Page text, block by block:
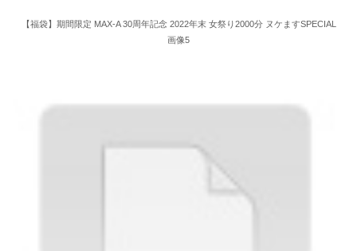
【福袋】期間限定 MAX-A 30周年記念 2022年末 女祭り2000分 ヌケますSPECIAL
画像5